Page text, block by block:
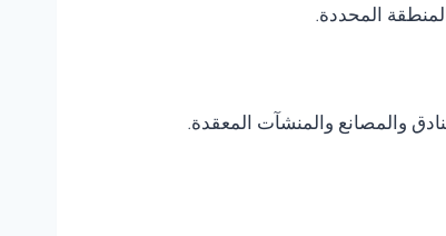
المحددة.
والمصانع والمنشآت المعقدة.